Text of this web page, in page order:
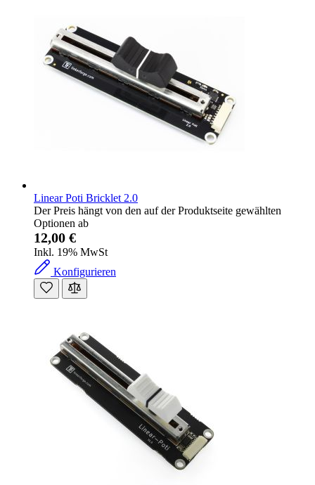
Linear Poti Bricklet 2.0
Der Preis hängt von den auf der Produktseite gewählten
Optionen ab
12,00 €
Inkl. 19% MwSt
Konfigurieren